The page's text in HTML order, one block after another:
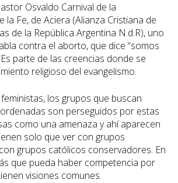
Osvaldo Carnival de la
la Fe, de Aciera (Alianza Cristiana de
de la República Argentina N.d.R), uno
contra el aborto, que dice “somos
parte de las creencias donde se
religioso del evangelismo.
los grupos que buscan
son perseguidos por estas
como una amenaza y ahí aparecen
solo que ver con grupos
grupos católicos conservadores. En
que pueda haber competencia por
visiones comunes.